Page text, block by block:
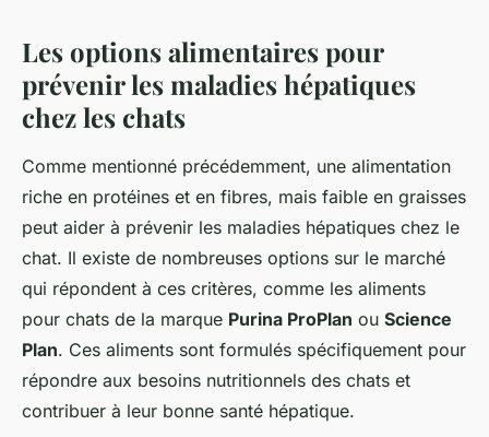
Les options alimentaires pour
prévenir les maladies hépatiques
chez les chats
Comme mentionné précédemment, une alimentation
riche en protéines et en fibres, mais faible en graisses
peut aider à prévenir les maladies hépatiques chez le
chat. Il existe de nombreuses options sur le marché
qui répondent à ces critères, comme les aliments
pour chats de la marque Purina ProPlan ou Science
Plan. Ces aliments sont formulés spécifiquement pour
répondre aux besoins nutritionnels des chats et
contribuer à leur bonne santé hépatique.